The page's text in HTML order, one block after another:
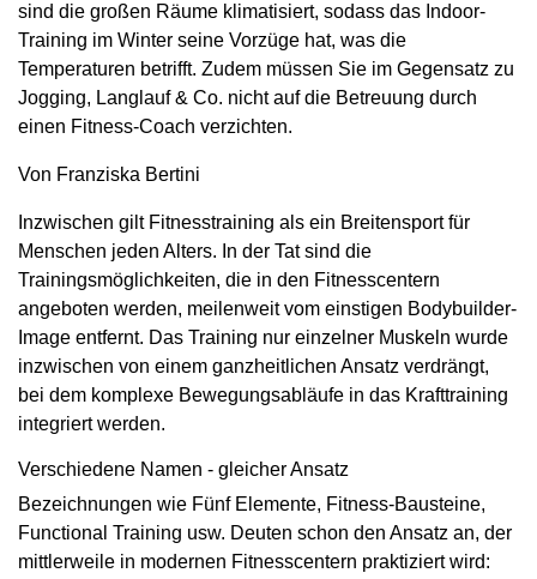
sind die großen Räume klimatisiert, sodass das Indoor-
Training im Winter seine Vorzüge hat, was die
Temperaturen betrifft. Zudem müssen Sie im Gegensatz zu
Jogging, Langlauf & Co. nicht auf die Betreuung durch
einen Fitness-Coach verzichten.
Von Franziska Bertini
Inzwischen gilt Fitnesstraining als ein Breitensport für
Menschen jeden Alters. In der Tat sind die
Trainingsmöglichkeiten, die in den Fitnesscentern
angeboten werden, meilenweit vom einstigen Bodybuilder-
Image entfernt. Das Training nur einzelner Muskeln wurde
inzwischen von einem ganzheitlichen Ansatz verdrängt,
bei dem komplexe Bewegungsabläufe in das Krafttraining
integriert werden.
Verschiedene Namen - gleicher Ansatz
Bezeichnungen wie Fünf Elemente, Fitness-Bausteine,
Functional Training usw. Deuten schon den Ansatz an, der
mittlerweile in modernen Fitnesscentern praktiziert wird: